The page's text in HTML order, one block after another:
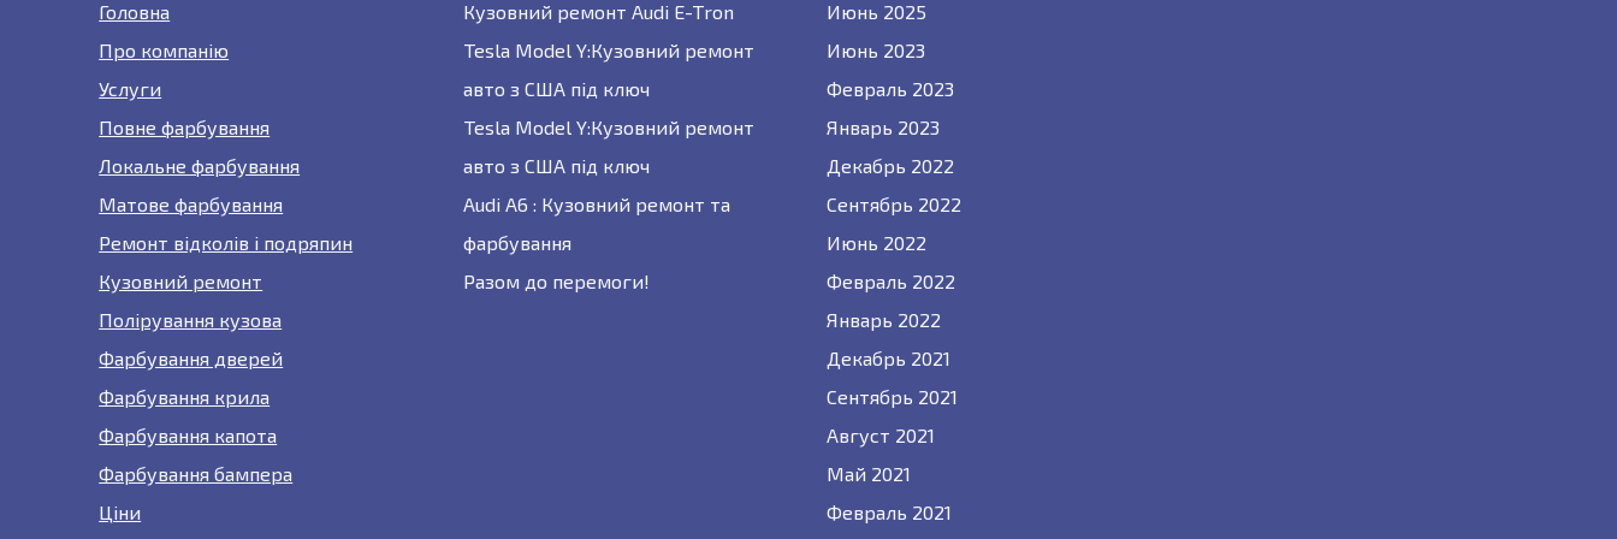
Головна
Про компанію
Услуги
Повне фарбування
Локальне фарбування
Матове фарбування
Ремонт відколів і подряпин
Кузовний ремонт
Полірування кузова
Фарбування дверей
Фарбування крила
Фарбування капота
Фарбування бампера
Ціни
Кузовний ремонт Audi E-Tron
Tesla Model Y:Кузовний ремонт
авто з США під ключ
Tesla Model Y:Кузовний ремонт
авто з США під ключ
Audi A6 : Кузовний ремонт та
фарбування
Разом до перемоги!
Июнь 2025
Июнь 2023
Февраль 2023
Январь 2023
Декабрь 2022
Сентябрь 2022
Июнь 2022
Февраль 2022
Январь 2022
Декабрь 2021
Сентябрь 2021
Август 2021
Май 2021
Февраль 2021